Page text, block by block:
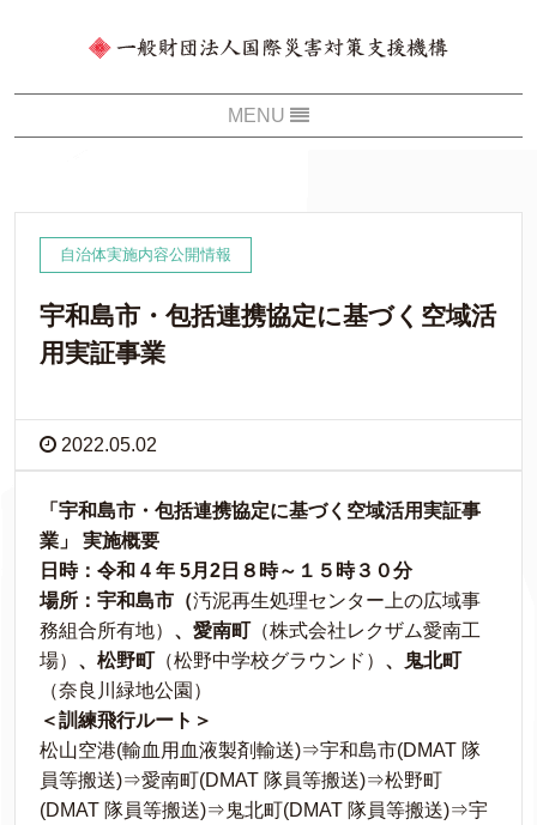
自治体実施内容公開情報
宇和島市・包括連携協定に基づく空域活
用実証事業
2022.05.02
「宇和島市・包括連携協定に基づく空域活用実証事
業」 実施概要
日時：令和 4 年 5月2日８時～１５時３０分
場所：宇和島市（汚泥再生処理センター上の広域事
務組合所有地） 、愛南町（株式会社レクザム愛南工
場） 、松野町（松野中学校グラウンド） 、鬼北町
（奈良川緑地公園）
＜訓練飛行ルート＞
松山空港(輸血用血液製剤輸送)⇒宇和島市(DMAT 隊
員等搬送)⇒愛南町(DMAT 隊員等搬送)⇒松野町
(DMAT 隊員等搬送)⇒鬼北町(DMAT 隊員等搬送)⇒宇